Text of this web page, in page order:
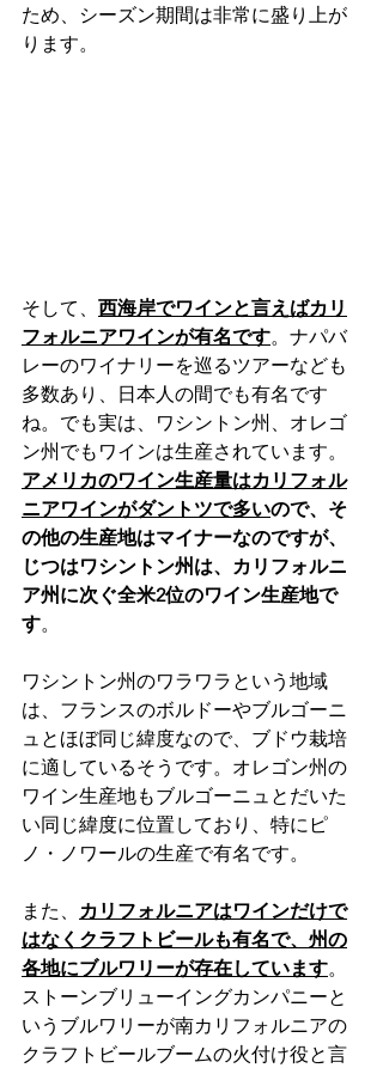
ため、シーズン期間は非常に盛り上が
ります。
そして、 西海岸でワインと言えばカリ
フォルニアワインが有名です。ナパバ
レーのワイナリーを巡るツアーなども
多数あり、日本人の間でも有名です
ね。でも実は、ワシントン州、オレゴ
ン州でもワインは生産されています。
アメリカのワイン生産量はカリフォル
ニアワインがダントツで多いので、そ
の他の生産地はマイナーなのですが、
じつはワシントン州は、カリフォルニ
ア州に次ぐ全米2位のワイン生産地で
す。
ワシントン州のワラワラという地域
は、フランスのボルドーやブルゴーニ
ュとほぼ同じ緯度なので、ブドウ栽培
に適しているそうです。オレゴン州の
ワイン生産地もブルゴーニュとだいた
い同じ緯度に位置しており、特にピ
ノ・ノワールの生産で有名です。
また、 カリフォルニアはワインだけで
はなくクラフトビールも有名で、州の
各地にブルワリーが存在しています。
ストーンブリューイングカンパニーと
いうブルワリーが南カリフォルニアの
クラフトビールブームの火付け役と言